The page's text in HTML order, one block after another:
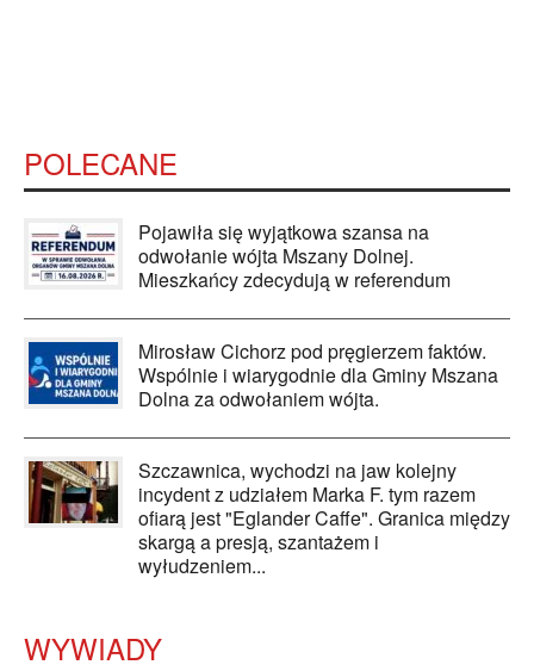
POLECANE
Pojawiła się wyjątkowa szansa na
odwołanie wójta Mszany Dolnej.
Mieszkańcy zdecydują w referendum
Mirosław Cichorz pod pręgierzem faktów.
Wspólnie i wiarygodnie dla Gminy Mszana
Dolna za odwołaniem wójta.
Szczawnica, wychodzi na jaw kolejny
incydent z udziałem Marka F. tym razem
ofiarą jest "Eglander Caffe". Granica między
skargą a presją, szantażem i
wyłudzeniem...
WYWIADY